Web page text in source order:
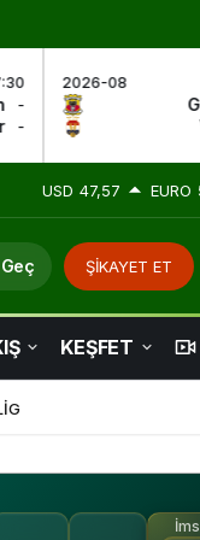
19:45
II
2026-08
USD 47,57 EURO
ŞİKAYET ET
KEŞFET